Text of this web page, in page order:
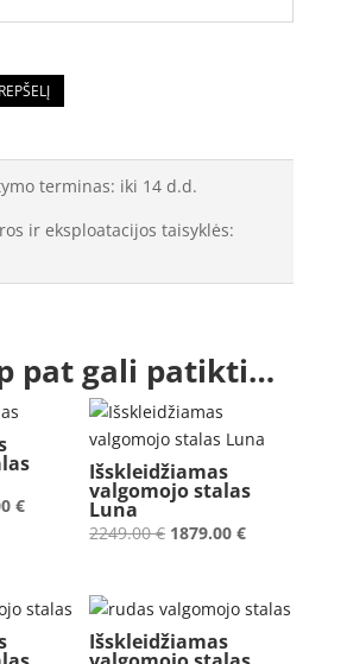
terminas: iki 14 d.d.
ir eksploatacijos taisyklės:
pat gali patikti…
€Current
Išskleidžiamas
valgomojo stalas
Luna
2249.00€ Original
2249.00 €.
1879.00€Current
1879.00 €.
Išskleidžiamas